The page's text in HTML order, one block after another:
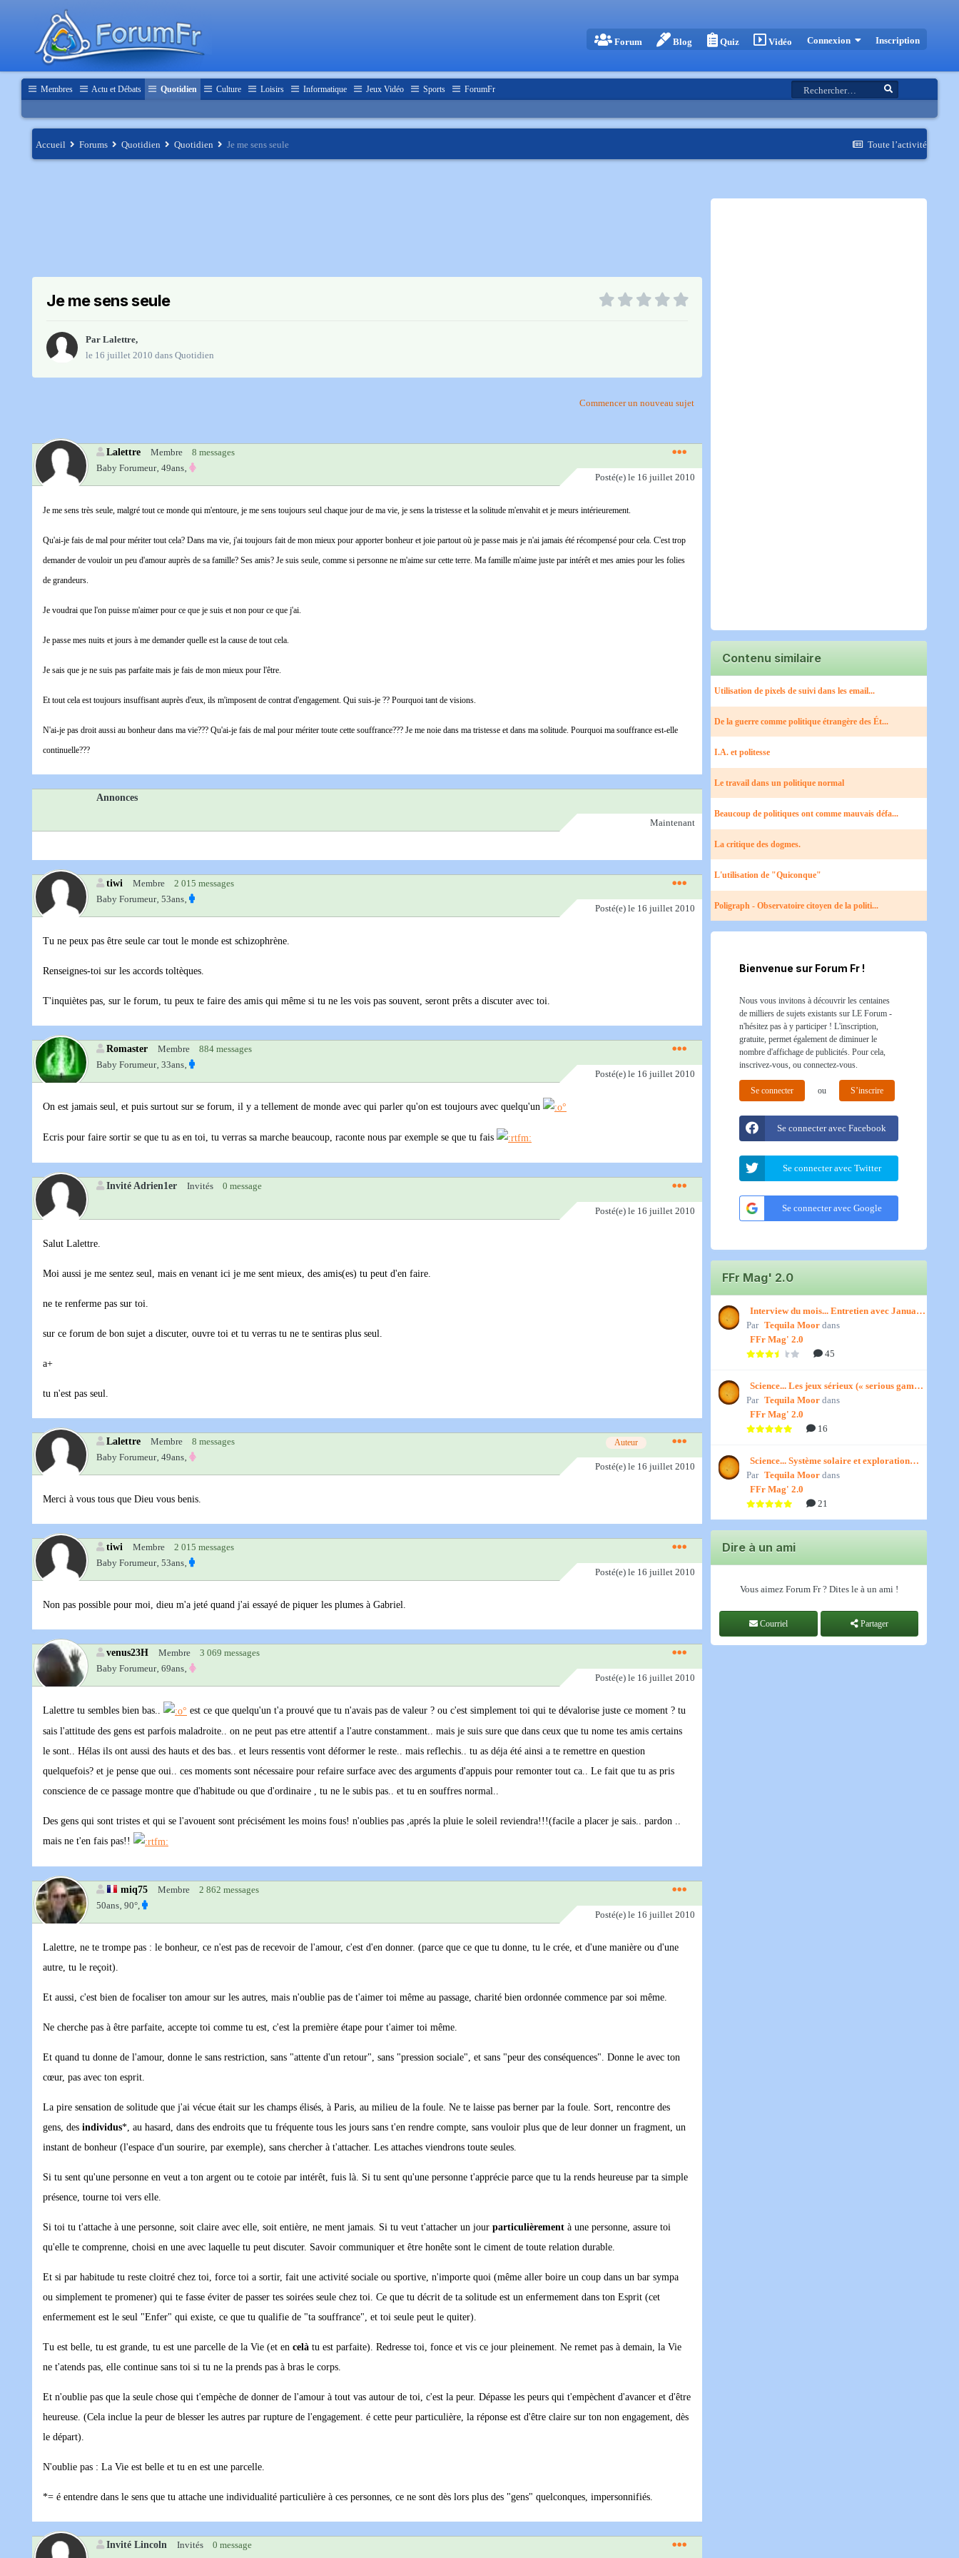
Forum Blog Quiz Vidéo Connexion Inscription
Membres Actu et Débats Quotidien Culture Loisirs Informatique Jeux Vidéo Sports ForumFr
Toute l’activité
Accueil Forums Quotidien Quotidien Je me sens seule
Je me sens seule
Par Lalettre,
le 16 juillet 2010 dans Quotidien
Commencer un nouveau sujet
Lalettre Membre
8 messages
Baby Forumeur‚ 49ans‚
Posté(e) le 16 juillet 2010
Je me sens très seule, malgré tout ce monde qui m'entoure, je me sens toujours seul chaque jour de ma vie, je sens la tristesse et la solitude m'envahit et je meurs intérieurement.
Qu'ai-je fais de mal pour mériter tout cela? Dans ma vie, j'ai toujours fait de mon mieux pour apporter bonheur et joie partout où je passe mais je n'ai jamais été récompensé pour cela. C'est trop
demander de vouloir un peu d'amour auprès de sa famille? Ses amis? Je suis seule, comme si personne ne m'aime sur cette terre. Ma famille m'aime juste par intérêt et mes amies pour les folies
de grandeurs.
Je voudrai que l'on puisse m'aimer pour ce que je suis et non pour ce que j'ai.
Je passe mes nuits et jours à me demander quelle est la cause de tout cela.
Je sais que je ne suis pas parfaite mais je fais de mon mieux pour l'être.
Et tout cela est toujours insuffisant auprès d'eux, ils m'imposent de contrat d'engagement. Qui suis-je ?? Pourquoi tant de visions.
N'ai-je pas droit aussi au bonheur dans ma vie??? Qu'ai-je fais de mal pour mériter toute cette souffrance??? Je me noie dans ma tristesse et dans ma solitude. Pourquoi ma souffrance est-elle
continuelle???
Annonces
Maintenant
tiwi Membre
2 015 messages
Baby Forumeur‚ 53ans‚
Posté(e) le 16 juillet 2010
Tu ne peux pas être seule car tout le monde est schizophrène.
Renseignes-toi sur les accords toltèques.
T'inquiètes pas, sur le forum, tu peux te faire des amis qui même si tu ne les vois pas souvent, seront prêts a discuter avec toi.
Romaster Membre
884 messages
Baby Forumeur‚ 33ans‚
Posté(e) le 16 juillet 2010
On est jamais seul, et puis surtout sur se forum, il y a tellement de monde avec qui parler qu'on est toujours avec quelqu'un
Ecris pour faire sortir se que tu as en toi, tu verras sa marche beaucoup, raconte nous par exemple se que tu fais
Invité Adrien1er Invités 0 message
Posté(e) le 16 juillet 2010
Salut Lalettre.
Moi aussi je me sentez seul, mais en venant ici je me sent mieux, des amis(es) tu peut d'en faire.
ne te renferme pas sur toi.
sur ce forum de bon sujet a discuter, ouvre toi et tu verras tu ne te sentiras plus seul.
a+
tu n'est pas seul.
Lalettre Membre 8 messages Auteur
Baby Forumeur‚ 49ans‚
Posté(e) le 16 juillet 2010
Merci à vous tous que Dieu vous benis.
tiwi Membre
2 015 messages
Baby Forumeur‚ 53ans‚
Posté(e) le 16 juillet 2010
Non pas possible pour moi, dieu m'a jeté quand j'ai essayé de piquer les plumes à Gabriel.
venus23H Membre
3 069 messages
Baby Forumeur‚ 69ans‚
Posté(e) le 16 juillet 2010
Lalettre tu sembles bien bas..
est ce que quelqu'un t'a prouvé que tu n'avais pas de valeur ? ou c'est simplement toi qui te dévalorise juste ce moment ? tu
sais l'attitude des gens est parfois maladroite.. on ne peut pas etre attentif a l'autre constamment.. mais je suis sure que dans ceux que tu nome tes amis certains
le sont.. Hélas ils ont aussi des hauts et des bas.. et leurs ressentis vont déformer le reste.. mais reflechis.. tu as déja été ainsi a te remettre en question
quelquefois? et je pense que oui.. ces moments sont nécessaire pour refaire surface avec des arguments d'appuis pour remonter tout ca.. Le fait que tu as pris
conscience de ce passage montre que d'habitude ou que d'ordinaire , tu ne le subis pas.. et tu en souffres normal..
Des gens qui sont tristes et qui se l'avouent sont précisément les moins fous! n'oublies pas ,aprés la pluie le soleil reviendra!!!(facile a placer je sais.. pardon ..
mais ne t'en fais pas!!
miq75 Membre
2 862 messages
50ans‚ 90°,
Posté(e) le 16 juillet 2010
Lalettre, ne te trompe pas : le bonheur, ce n'est pas de recevoir de l'amour, c'est d'en donner. (parce que ce que tu donne, tu le crée, et d'une manière ou d'une
autre, tu le reçoit).
Et aussi, c'est bien de focaliser ton amour sur les autres, mais n'oublie pas de t'aimer toi même au passage, charité bien ordonnée commence par soi même.
Ne cherche pas à être parfaite, accepte toi comme tu est, c'est la première étape pour t'aimer toi même.
Et quand tu donne de l'amour, donne le sans restriction, sans "attente d'un retour", sans "pression sociale", et sans "peur des conséquences". Donne le avec ton
cœur, pas avec ton esprit.
La pire sensation de solitude que j'ai vécue était sur les champs élisés, à Paris, au milieu de la foule. Ne te laisse pas berner par la foule. Sort, rencontre des
gens, des individus*, au hasard, dans des endroits que tu fréquente tous les jours sans t'en rendre compte, sans vouloir plus que de leur donner un fragment, un
instant de bonheur (l'espace d'un sourire, par exemple), sans chercher à t'attacher. Les attaches viendrons toute seules.
Si tu sent qu'une personne en veut a ton argent ou te cotoie par intérêt, fuis là. Si tu sent qu'une personne t'apprécie parce que tu la rends heureuse par ta simple
présence, tourne toi vers elle.
Si toi tu t'attache à une personne, soit claire avec elle, soit entière, ne ment jamais. Si tu veut t'attacher un jour particulièrement à une personne, assure toi
qu'elle te comprenne, choisi en une avec laquelle tu peut discuter. Savoir communiquer et être honête sont le ciment de toute relation durable.
Et si par habitude tu reste cloitré chez toi, force toi a sortir, fait une activité sociale ou sportive, n'importe quoi (même aller boire un coup dans un bar sympa
ou simplement te promener) qui te fasse éviter de passer tes soirées seule chez toi. Ce que tu décrit de ta solitude est un enfermement dans ton Esprit (cet
enfermement est le seul "Enfer" qui existe, ce que tu qualifie de "ta souffrance", et toi seule peut le quiter).
Tu est belle, tu est grande, tu est une parcelle de la Vie (et en celà tu est parfaite). Redresse toi, fonce et vis ce jour pleinement. Ne remet pas à demain, la Vie
ne t'atends pas, elle continue sans toi si tu ne la prends pas à bras le corps.
Et n'oublie pas que la seule chose qui t'empèche de donner de l'amour à tout vas autour de toi, c'est la peur. Dépasse les peurs qui t'empèchent d'avancer et d'être
heureuse. (Cela inclue la peur de blesser les autres par rupture de l'engagement. é cette peur particulière, la réponse est d'être claire sur ton non engagement, dès
le départ).
N'oublie pas : La Vie est belle et tu en est une parcelle.
*= é entendre dans le sens que tu attache une individualité particulière à ces personnes, ce ne sont dès lors plus des "gens" quelconques, impersonnifiés.
Invité Lincoln Invités 0 message
Contenu similaire
Utilisation de pixels de suivi dans les email...
De la guerre comme politique étrangère des Ét...
I.A. et politesse
Le travail dans un politique normal
Beaucoup de politiques ont comme mauvais défa...
La critique des dogmes.
L'utilisation de "Quiconque"
Poligraph - Observatoire citoyen de la politi...
Bienvenue sur Forum Fr !
Nous vous invitons à découvrir les centaines
de milliers de sujets existants sur LE Forum -
n'hésitez pas à y participer ! L'inscription,
gratuite, permet également de diminuer le
nombre d'affichage de publicités. Pour cela,
inscrivez-vous, ou connectez-vous.
Se connecter ou S’inscrire
Se connecter avec Facebook
Se connecter avec Twitter
Se connecter avec Google
FFr Mag' 2.0
Interview du mois... Entretien avec January,
par Titenath
Par Tequila Moor dans
FFr Mag' 2.0
45
Science... Les jeux sérieux (« serious games
») par Jedino
Par Tequila Moor dans
FFr Mag' 2.0
16
Science... Système solaire et exploration
spatiale, par Jedino
Par Tequila Moor dans
FFr Mag' 2.0
21
Dire à un ami
Vous aimez Forum Fr ? Dites le à un ami !
Courriel Partager